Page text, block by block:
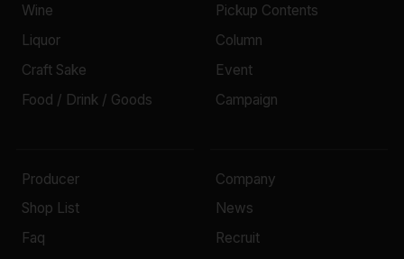
Wine
Liquor
Craft Sake
Food / Drink / Goods
Pickup Contents
Column
Event
Campaign
Producer
Shop List
Faq
Company
News
Recruit